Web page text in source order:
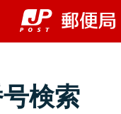
検索